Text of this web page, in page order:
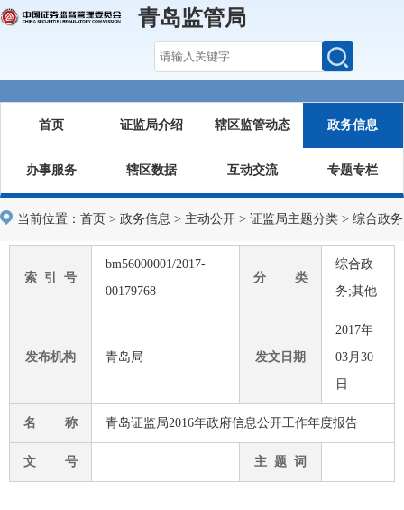
青岛监管局
首页 证监局介绍 辖区监管动态 政务信息
办事服务 辖区数据 互动交流 专题专栏
当前位置： 首页 > 政务信息 > 主动公开 > 证监局主题分类 > 综合政务
索 引 号
bm56000001/2017-
00179768
分 类
综合政
务;其他
发布机构 青岛局 发文日期
2017年
03月30
日
名 称 青岛证监局2016年政府信息公开工作年度报告
文 号 主 题 词